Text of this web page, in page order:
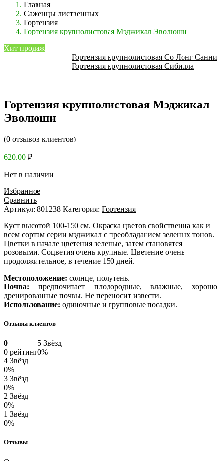
Главная
Саженцы лиственных
Гортензия
Гортензия крупнолистовая Мэджикал Эволюшн
Гортензия крупнолистовая Со Лонг Санни
Гортензия крупнолистовая Сибилла
Хит продаж
Гортензия крупнолистовая Мэджикал
Эволюшн
(0 отзывов клиентов)
620.00 ₽
Нет в наличии
Избранное
Сравнить
Артикул: 801238 Категория: Гортензия
Куст высотой 100-150 см. Окраска цветов свойственна как и
всем сортам серии мэджикал с преобладанием зеленых тонов.
Цветки в начале цветения зеленые, затем становятся
розовыми. Соцветия очень крупные. Цветение очень
продолжительное, в течение 150 дней.
Местоположение: солнце, полутень.
Почва: предпочитает плодородные, влажные, хорошо
дренированные почвы. Не переносит извести.
Использование: одиночные и групповые посадки.
Отзывы клиентов
0
0 рейтинг
5 Звёзд
0%
4 Звёзд
0%
3 Звёзд
0%
2 Звёзд
0%
1 Звёзд
0%
Отзывы